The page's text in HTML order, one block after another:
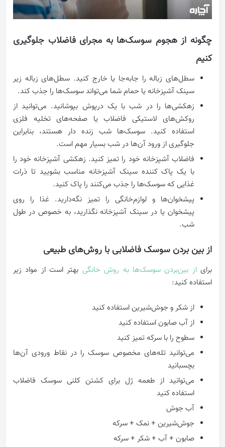
چگونه از هجوم سوسک‌ها به مجرای فاضلاب جلوگیری
کنیم
سطل‌های زباله را جابه‌جا یا خارج کنید. سطل‌های زباله زیر
سینک آشپزخانه یا حمام شما می‌تواند سوسک‌ها را جذب کند.
زهکشی‌ها را در شب با یک درپوش بپوشانید. می‌توانید از
روکش‌های لاستیکی فاضلاب یا صفحه‌های تخلیه فلزی
استفاده کنید. سوسک‌ها شب زنده دار هستند، بنابراین
جلوگیری از ورود آن‌ها در شب بسیار مهم است.
فاضلاب آشپزخانه خود را تمیز کنید. زهکشی آشپزخانه خود را
با یک پاک کننده سینک آشپزخانه مناسب بشویید تا ذرات
غذایی که سوسک‌ها را جذب می‌کنند را پاک کنید.
پیشخوان‌ها و لوازم‌خانگی را تمیز نگه‌دارید. غذا را روی
پیشخوان یا در سینک آشپزخانه نگذارید، به خصوص در طول
شب.
از بین بردن سوسک فاضلابی با روش‌های طبیعی
برایاز بین‌بردن سوسک‌ها به روش خانگی بهتر است از مواد زیر
استفاده کنید:
از شکر و جوش‌شیرین استفاده کنید
از آب صابون استفاده کنید
سطوح را با سرکه تمیز کنید
می‌توانید تله‌های مخصوص سوسک را در نقاط ورودی آن‌ها
بچسبانید
می‌توانید از طعمه ژل برای کشتن کلنی سوسک فاضلاب
استفاده کنید
آب جوش
جوش‌شیرین + نمک + سرکه
صابون + آب + شکر + سرکه